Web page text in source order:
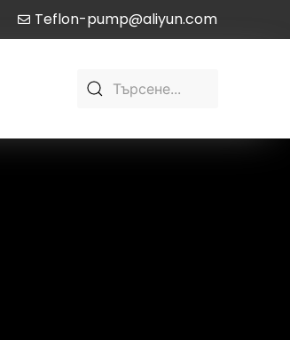
Teflon-pump@aliyun.com